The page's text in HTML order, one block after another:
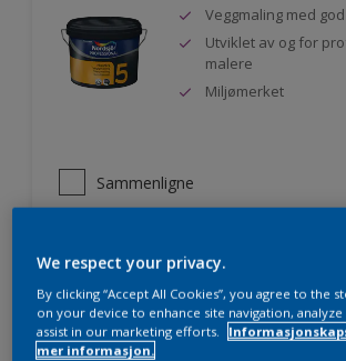
Veggmaling med
Utviklet av og for
malere
Miljømerket
Sammenligne
Nordsjö Professional 7
Utmerket dekkevne
We respect your privacy.
By clicking “Accept All Cookies”, you agree to the
on your device to enhance site navigation, analyze
assist in our marketing efforts.
mer informasjon.